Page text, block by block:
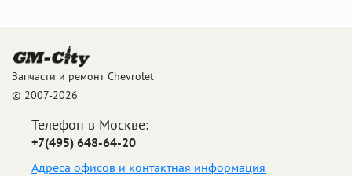
Запчасти и ремонт Chevrolet
© 2007-2026
Телефон в Москве:
+7(495) 648-64-20
Адреса офисов и контактная информация